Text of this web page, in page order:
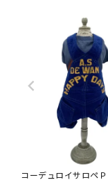
コーデュロイサロペＰ